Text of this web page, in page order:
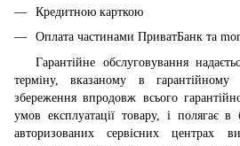
Кредитною карткою
Оплата частинами ПриватБанк та
Гарантійне обслуговування
терміну, вказаному в
збереження впродовж всього
умов експлуатації товару, і полягає
авторизованих сервісних центрах